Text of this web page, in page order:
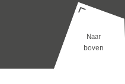
Naar
boven